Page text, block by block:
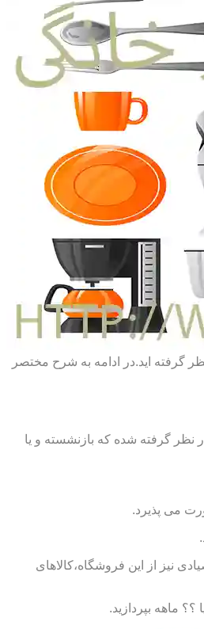
گرفته اید.در ادامه به شرح مختصر
نظر گرفته شده که بازنشسته و یا
می پذیرد.
نیز از این فروشگاه،کالاهای